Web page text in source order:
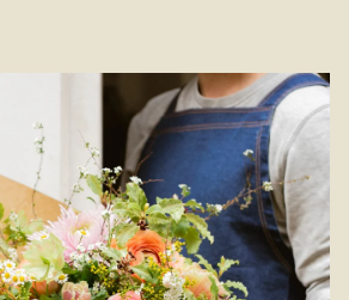
Fleur et Soeur a réalisé un superbe
afin de dire à votre Maman à quel
de fleurs de saison, votre Bouquet
à la livraison à Dammartin-en-